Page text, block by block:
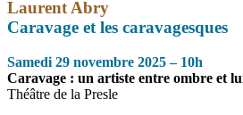
Laurent Abry
Caravage et les caravagesques
Samedi 29 novembre 2025 – 10h
Caravage : un artiste entre ombre et
Théâtre de la Presle